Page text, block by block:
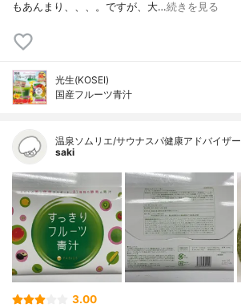
もあんまり、、、。ですが、大…続きを見る
光生(KOSEI)
国産フルーツ青汁
温泉ソムリエ/サウナスパ健康アドバイザー
saki
3.00